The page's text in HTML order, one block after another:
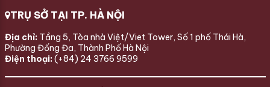
TRỤ SỞ TẠI TP. HÀ NỘI
Địa chỉ: Tầng 5, Tòa nhà Việt/Viet Tower, Số 1 phố Thái Hà,
Phường Đống Đa, Thành Phố Hà Nội
Điện thoại: (+84) 24 3766 9599